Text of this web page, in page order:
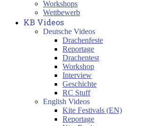
Workshops
Wettbewerb
KB Videos
Deutsche Videos
Drachenfeste
Reportage
Drachentest
Workshop
Interview
Geschichte
RC Stuff
English Videos
Kite Festivals (EN)
Reportage